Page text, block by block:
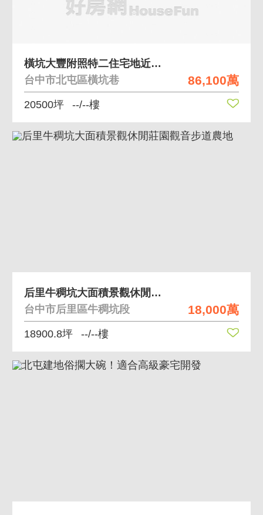
86,100萬
橫坑大豐附照特二住宅地近大坑圓環養生村雅歌別墅區
台中市北屯區橫坑巷
20500坪 --/--樓
18,000萬
后里牛稠坑大面積景觀休閒莊園觀音步道農地
台中市后里區牛稠坑段
18900.8坪 --/--樓